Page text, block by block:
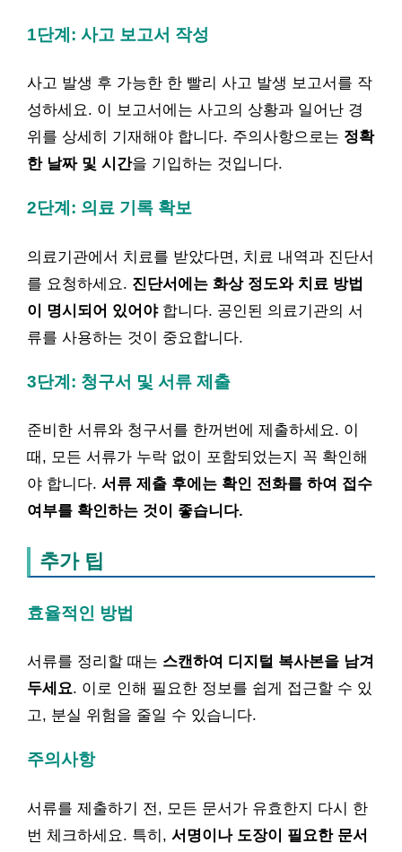
1단계: 사고 보고서 작성
사고 발생 후 가능한 한 빨리 사고 발생 보고서를 작
성하세요. 이 보고서에는 사고의 상황과 일어난 경
위를 상세히 기재해야 합니다. 주의사항으로는 정확
한 날짜 및 시간을 기입하는 것입니다.
2단계: 의료 기록 확보
의료기관에서 치료를 받았다면, 치료 내역과 진단서
를 요청하세요. 진단서에는 화상 정도와 치료 방법
이 명시되어 있어야합니다. 공인된 의료기관의 서
류를 사용하는 것이 중요합니다.
3단계: 청구서 및 서류 제출
준비한 서류와 청구서를 한꺼번에 제출하세요. 이
때, 모든 서류가 누락 없이 포함되었는지 꼭 확인해
야 합니다. 서류 제출 후에는 확인 전화를 하여 접수
여부를 확인하는 것이 좋습니다.
추가 팁
효율적인 방법
서류를 정리할 때는 스캔하여 디지털 복사본을 남겨
두세요. 이로 인해 필요한 정보를 쉽게 접근할 수 있
고, 분실 위험을 줄일 수 있습니다.
주의사항
서류를 제출하기 전, 모든 문서가 유효한지 다시 한
번 체크하세요. 특히, 서명이나 도장이 필요한 문서